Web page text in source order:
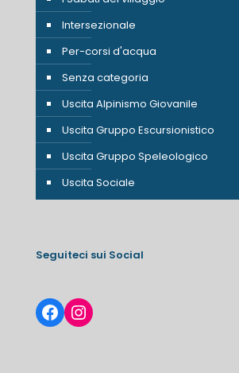
Intersezionale
Per-corsi d'acqua
Senza categoria
Uscita Alpinismo Giovanile
Uscita Gruppo Escursionistico
Uscita Gruppo Speleologico
Uscita Sociale
Seguiteci sui Social
Facebook
Instagram